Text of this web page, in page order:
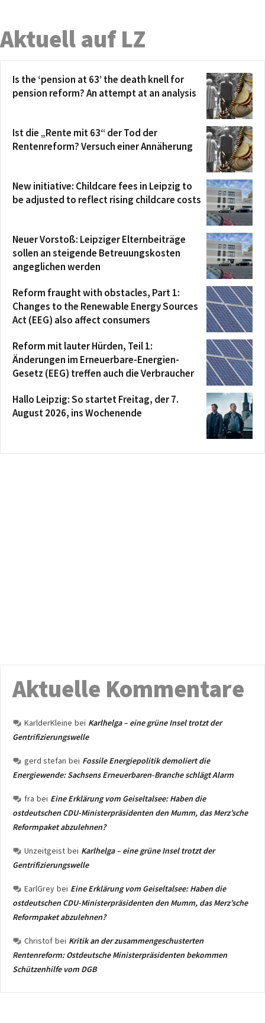
Aktuell auf LZ
Is the ‘pension at 63’ the death knell for
pension reform? An attempt at an analysis
Ist die „Rente mit 63“ der Tod der
Rentenreform? Versuch einer Annäherung
New initiative: Childcare fees in Leipzig to
be adjusted to reflect rising childcare costs
Neuer Vorstoß: Leipziger Elternbeiträge
sollen an steigende Betreuungskosten
angeglichen werden
Reform fraught with obstacles, Part 1:
Changes to the Renewable Energy Sources
Act (EEG) also affect consumers
Reform mit lauter Hürden, Teil 1:
Änderungen im Erneuerbare-Energien-
Gesetz (EEG) treffen auch die Verbraucher
Hallo Leipzig: So startet Freitag, der 7.
August 2026, ins Wochenende
Aktuelle Kommentare
KarlderKleine bei Karlhelga – eine grüne Insel trotzt der
Gentrifizierungswelle
gerd stefan bei Fossile Energiepolitik demoliert die
Energiewende: Sachsens Erneuerbaren-Branche schlägt Alarm
fra bei Eine Erklärung vom Geiseltalsee: Haben die
ostdeutschen CDU-Ministerpräsidenten den Mumm, das Merz’sche
Reformpaket abzulehnen?
Unzeitgeist bei Karlhelga – eine grüne Insel trotzt der
Gentrifizierungswelle
EarlGrey bei Eine Erklärung vom Geiseltalsee: Haben die
ostdeutschen CDU-Ministerpräsidenten den Mumm, das Merz’sche
Reformpaket abzulehnen?
Christof bei Kritik an der zusammengeschusterten
Rentenreform: Ostdeutsche Ministerpräsidenten bekommen
Schützenhilfe vom DGB